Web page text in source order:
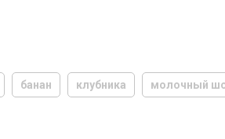
банан клубника молочный